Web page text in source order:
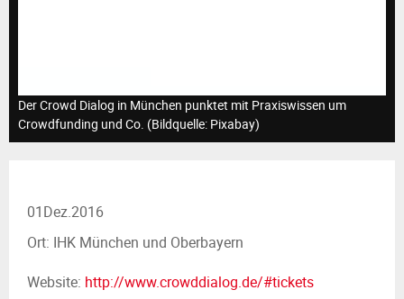
M
N
U
Der Crowd Dialog in München punktet mit Praxiswissen um
Crowdfunding und Co. (Bildquelle: Pixabay)
01Dez.2016
Ort: IHK München und Oberbayern
Website: http://www.crowddialog.de/#tickets